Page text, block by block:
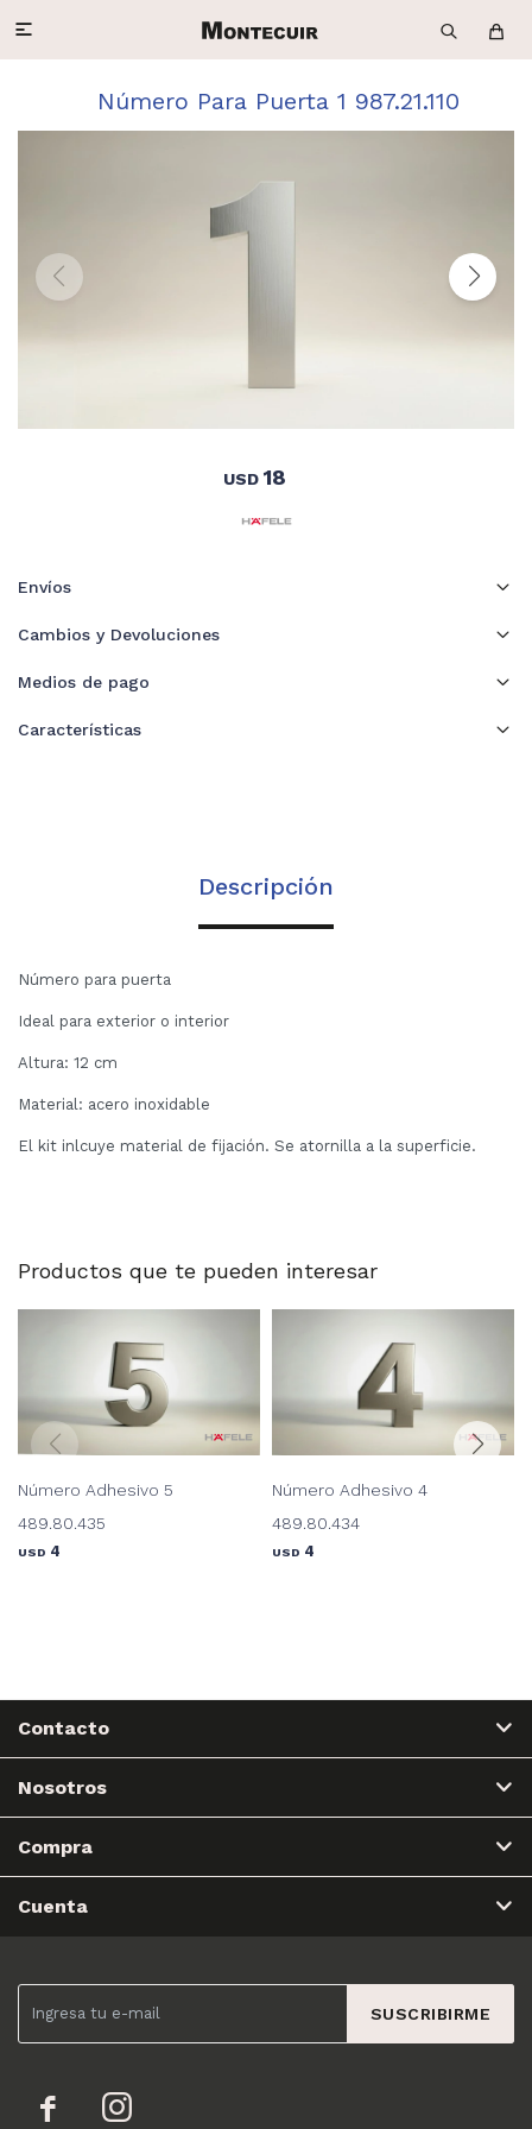

Número Para Puerta 1 987.21.110
USD 18
Envíos
Cambios y Devoluciones
Medios de pago
Características
Descripción
Número para puerta
Ideal para exterior o interior
Altura: 12 cm
Material: acero inoxidable
El kit inlcuye material de fijación. Se atornilla a la superficie.
Productos que te pueden interesar
Número Adhesivo 5
489.80.435
USD 4
Número Adhesivo 4
489.80.434
USD 4
SUSCRIBIRME
 
Contacto
Nosotros
Compra
Cuenta